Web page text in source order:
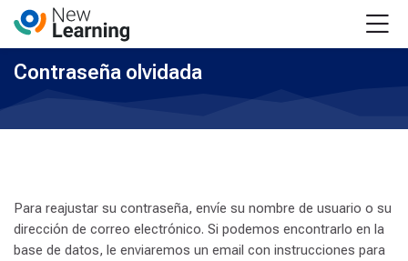
Skip to navigation
Skip to login form
Salta al contenido principal
Skip to accessibility options
Skip to footer
Skip accessibility options
Contraseña olvidada
Para reajustar su contraseña, envíe su nombre de usuario o su
dirección de correo electrónico. Si podemos encontrarlo en la
base de datos, le enviaremos un email con instrucciones para